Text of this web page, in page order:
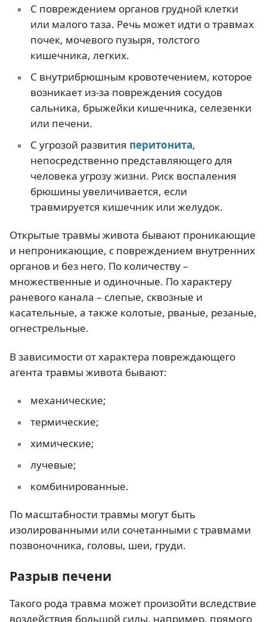
С повреждением органов грудной клетки
или малого таза. Речь может идти о травмах
почек, мочевого пузыря, толстого
кишечника, легких.
С внутрибрюшным кровотечением, которое
возникает из-за повреждения сосудов
сальника, брыжейки кишечника, селезенки
или печени.
С угрозой развития перитонита,
непосредственно представляющего для
человека угрозу жизни. Риск воспаления
брюшины увеличивается, если
травмируется кишечник или желудок.
Открытые травмы живота бывают проникающие
и непроникающие, с повреждением внутренних
органов и без него. По количеству –
множественные и одиночные. По характеру
раневого канала – слепые, сквозные и
касательные, а также колотые, рваные, резаные,
огнестрельные.
В зависимости от характера повреждающего
агента травмы живота бывают:
механические;
термические;
химические;
лучевые;
комбинированные.
По масштабности травмы могут быть
изолированными или сочетанными с травмами
позвоночника, головы, шеи, груди.
Разрыв печени
Такого рода травма может произойти вследствие
воздействия большой силы, например, прямого